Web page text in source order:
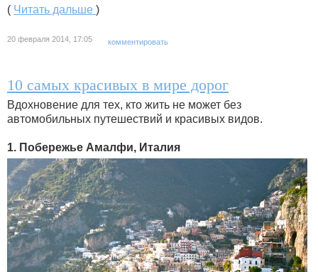
( Читать дальше )
20 февраля 2014, 17:05 комментировать
10 самых красивых в мире дорог
Вдохновение для тех, кто жить не может без
автомобильных путешествий и красивых видов.
1. Побережье Амалфи, Италия